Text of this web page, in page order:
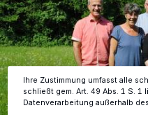
Anzeigen möglicherweise nicht
dieses Menü jederzeit wieder
ändern oder Ihre Einwilligung
Einstellungen oder Ablehnen
Ihre Einstellungen gelten
Informationen finden Sie in
Ihre Zustimmung umfasst alle
schließt gem. Art. 49 Abs. 1 S. 1
Datenverarbeitung außerhalb